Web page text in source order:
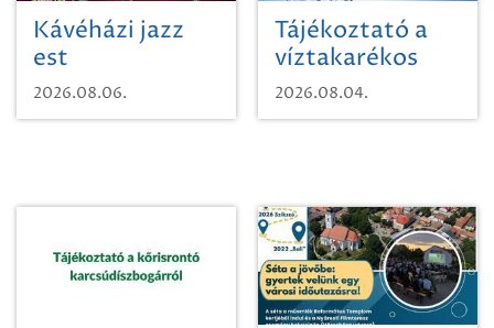
Kávéházi jazz
est
2026.08.06.
Tájékoztató a
víztakarékos
vízhasználatról
2026.08.04.